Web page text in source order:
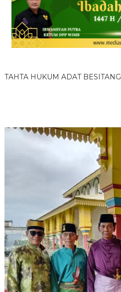
TAHTA HUKUM ADAT BESITANG